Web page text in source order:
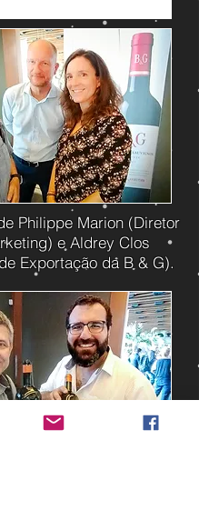
Philippe Marion (Diretor
e Aldrey Clos
Exportação da B & G).